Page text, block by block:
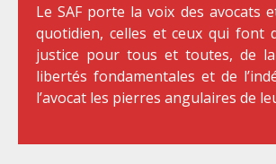
Le SAF porte la voix des avocats
quotidien, celles et ceux qui font
justice pour tous et toutes, de
libertés fondamentales et de
l’avocat les pierres angulaires de